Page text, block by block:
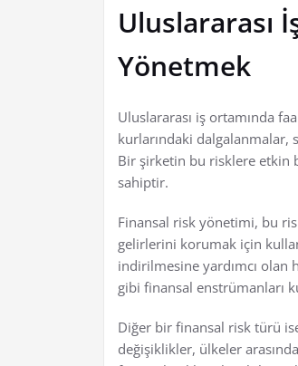
Uluslararası
Yönetmek
Uluslararası iş ortamında
kurlarındaki
Bir şirketin bu risklere etkin
sahiptir.
Finansal risk yönetimi, bu
gelirlerini korumak için
indirilmesine yardımcı
gibi finansal enstrümanları
Diğer bir finansal risk türü
değişiklikler, ülkeler